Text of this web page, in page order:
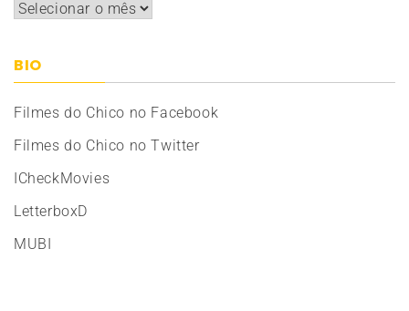
Arquivos
BIO
Filmes do Chico no Facebook
Filmes do Chico no Twitter
ICheckMovies
LetterboxD
MUBI